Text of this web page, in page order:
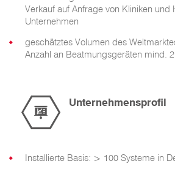
Verkauf auf Anfrage von Kliniken und
Unternehmen
geschätztes Volumen des
Anzahl an Beatmungsgeräten mind.
Unternehmensprofil
Installierte Basis: > 100 Systeme in